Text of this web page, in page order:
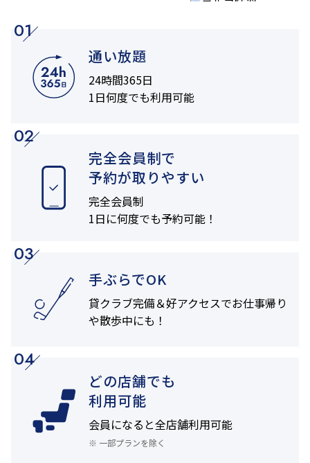
01
通い放題
24時間365日
1日何度でも利用可能
02
完全会員制で
予約が取りやすい
完全会員制
1日に何度でも予約可能！
03
手ぶらでOK
貸クラブ完備＆好アクセスでお仕事帰り
や散歩中にも！
04
どの店舗でも
利用可能
会員になると全店舗利用可能
※ 一部プランを除く